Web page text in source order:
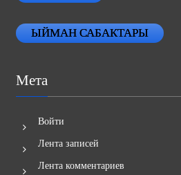
ЫЙМАН САБАКТАРЫ
Мета
Войти
Лента записей
Лента комментариев